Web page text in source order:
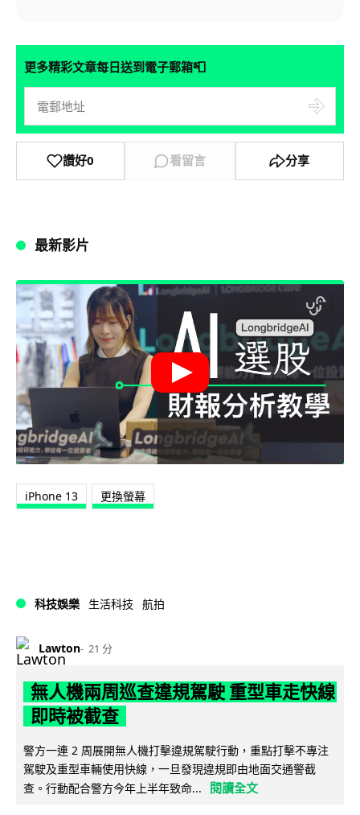
更多精彩文章每日送到電子郵箱📮
讚好0 看留言 分享
最新影片
iPhone 13 更換螢幕
科技娛樂 生活科技 航拍
Lawton 21 分
無人機兩周巡查違規駕駛 重型車走快線
即時被截查
警方一連 2 周展開無人機打擊違規駕駛行動，重點打擊不專注
駕駛及重型車輛使用快線，一旦發現違規即由地面交通警截
查。行動配合警方今年上半年致命...
閱讀全文